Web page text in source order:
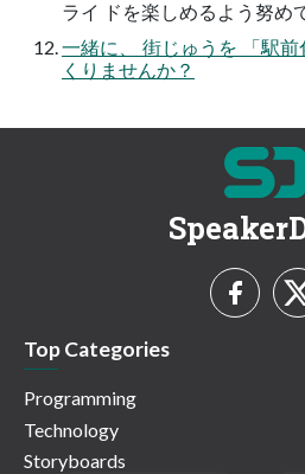
ライ ドを楽しめるよう努め
一緒に、 街じゅうを 「駅
くりませんか？
Top Categories
Programming
Technology
Storyboards